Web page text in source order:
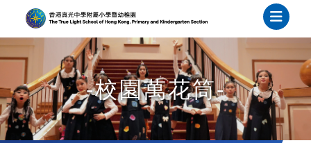
-校園萬花筒-